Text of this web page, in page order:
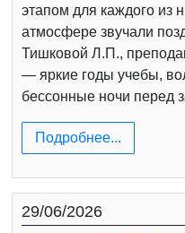
этапом для каждого из
атмосфере звучали
Тишковой Л.П.,
— яркие годы учебы,
бессонные ночи перед
Подробнее...
29/06/2026